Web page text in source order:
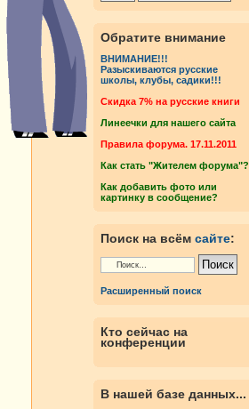
Обратите внимание
ВНИМАНИЕ!!!
Разыскиваются русские
школы, клубы, садики!!!
Cкидка 7% на русские книги
Линеечки для нашего сайта
Правила форума. 17.11.2011
Как стать "Жителем форума"?
Как добавить фото или
картинку в сообщение?
Поиск на всём сайте:
Расширенный поиск
Кто сейчас на
конференции
В нашей базе данных...